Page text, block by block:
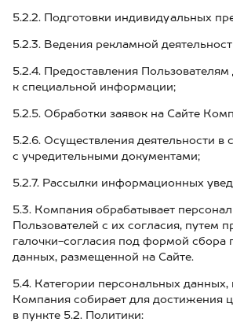
5.2.2. Подготовки индивидуальных
5.2.3. Ведения рекламной
5.2.4. Предоставления Пользователям
к специальной информации;
5.2.5. Обработки заявок на Сайте
5.2.6. Осуществления деятельности в
с учредительными документами;
5.2.7. Рассылки информационных
5.3. Компания обрабатывает
Пользователей с их согласия, путем
галочки-согласия под формой сбора
данных, размещенной на Сайте.
5.4. Категории персональных данных,
Компания собирает для достижения
в пункте 5.2. Политики: